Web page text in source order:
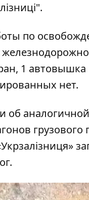
по
1
нет.
об